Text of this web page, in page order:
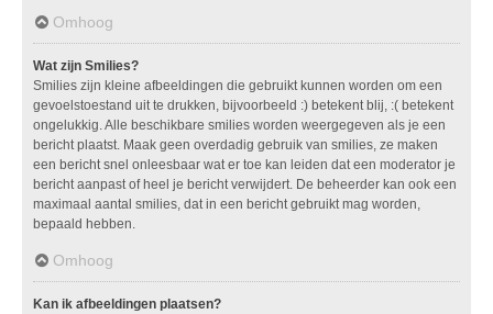
Omhoog
Wat zijn Smilies?
Smilies zijn kleine afbeeldingen die gebruikt kunnen worden om een
gevoelstoestand uit te drukken, bijvoorbeeld :) betekent blij, :( betekent
ongelukkig. Alle beschikbare smilies worden weergegeven als je een
bericht plaatst. Maak geen overdadig gebruik van smilies, ze maken
een bericht snel onleesbaar wat er toe kan leiden dat een moderator je
bericht aanpast of heel je bericht verwijdert. De beheerder kan ook een
maximaal aantal smilies, dat in een bericht gebruikt mag worden,
bepaald hebben.
Omhoog
Kan ik afbeeldingen plaatsen?